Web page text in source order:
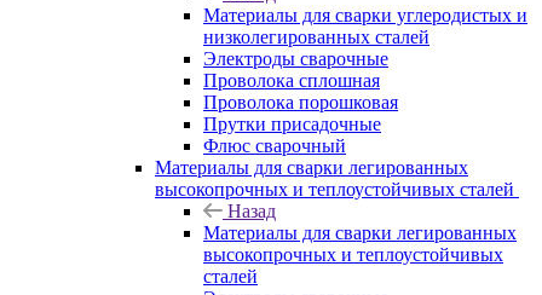
Материалы для сварки углеродистых и
низколегированных сталей
Электроды сварочные
Проволока сплошная
Проволока порошковая
Прутки присадочные
Флюс сварочный
Материалы для сварки легированных
высокопрочных и теплоустойчивых сталей
Назад
Материалы для сварки легированных
высокопрочных и теплоустойчивых
сталей